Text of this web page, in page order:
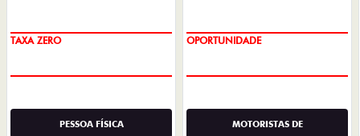
TAXA ZERO
PESSOA FÍSICA
OPORTUNIDADE
MOTORISTAS DE